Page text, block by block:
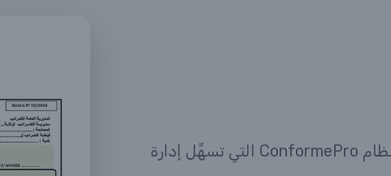
اكتشف المزايا الرئيسية لنظام ConformePro التي تسهِّل إدارة